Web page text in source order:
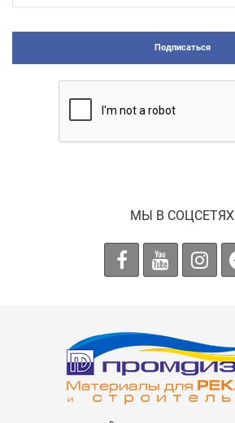
Подписаться
МЫ В СОЦСЕТЯХ